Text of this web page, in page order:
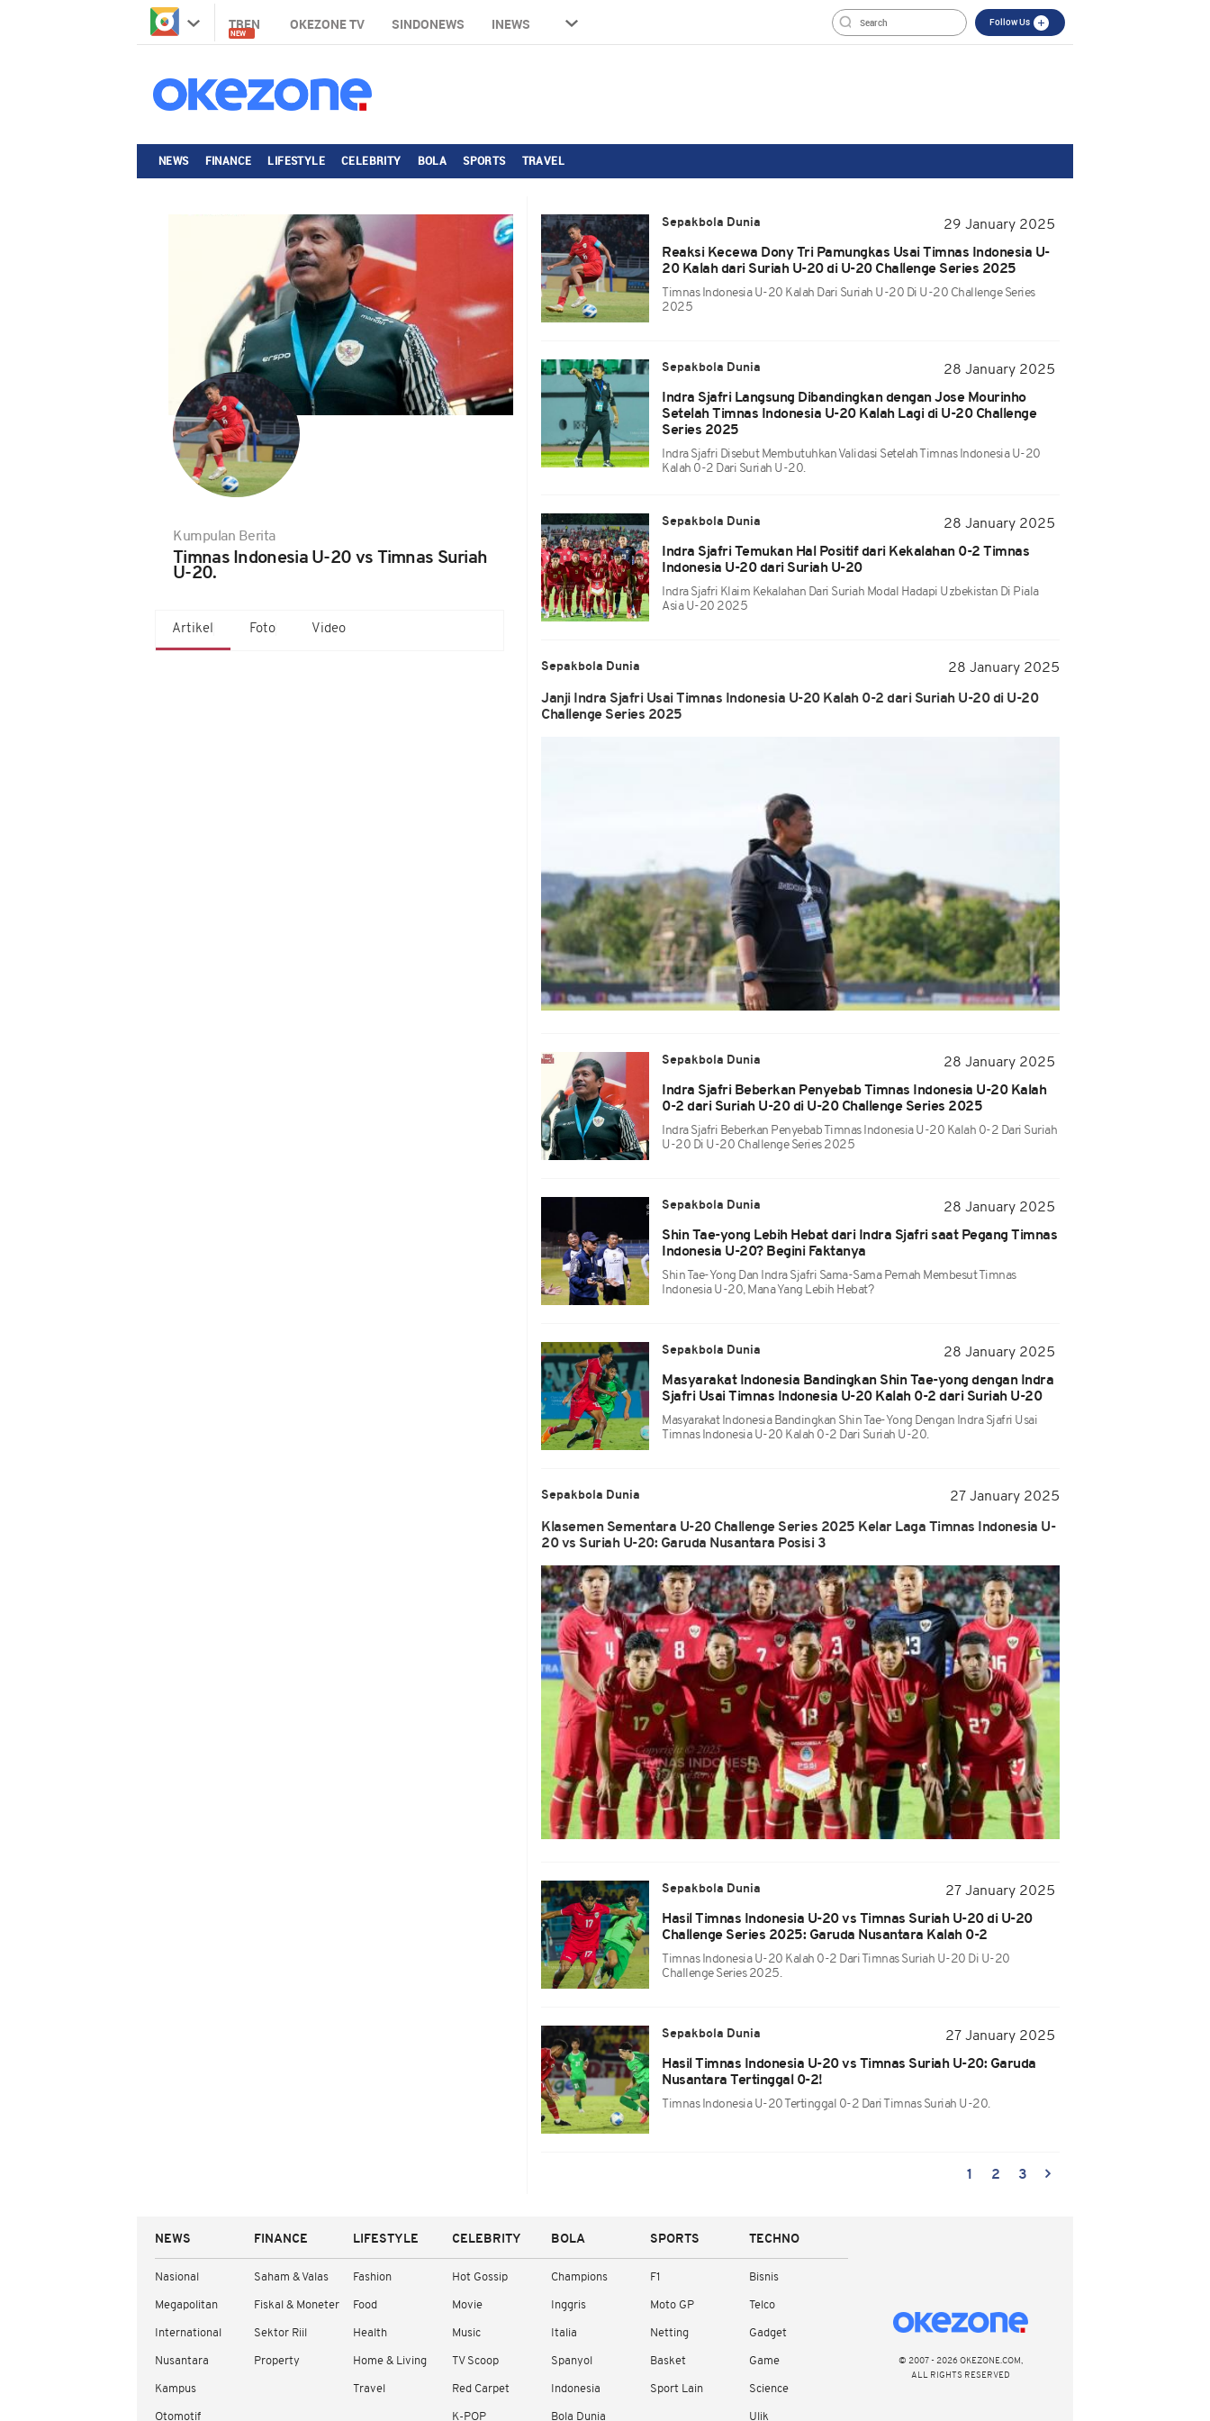
TREN
NEW
OKEZONE TV SINDONEWS INEWS Follow Us
NEWS FINANCE LIFESTYLE CELEBRITY BOLA SPORTS TRAVEL
Kumpulan Berita
Timnas Indonesia U-20 vs Timnas Suriah
U-20.
Artikel Foto Video
Sepakbola Dunia
29 January 2025
Reaksi Kecewa Dony Tri Pamungkas Usai Timnas Indonesia U-
20 Kalah dari Suriah U-20 di U-20 Challenge Series 2025
Timnas Indonesia U-20 Kalah Dari Suriah U-20 Di U-20 Challenge Series
2025
Sepakbola Dunia
28 January 2025
Indra Sjafri Langsung Dibandingkan dengan Jose Mourinho
Setelah Timnas Indonesia U-20 Kalah Lagi di U-20 Challenge
Series 2025
Indra Sjafri Disebut Membutuhkan Validasi Setelah Timnas Indonesia U-20
Kalah 0-2 Dari Suriah U-20.
Sepakbola Dunia
28 January 2025
Indra Sjafri Temukan Hal Positif dari Kekalahan 0-2 Timnas
Indonesia U-20 dari Suriah U-20
Indra Sjafri Klaim Kekalahan Dari Suriah Modal Hadapi Uzbekistan Di Piala
Asia U-20 2025
Sepakbola Dunia 28 January 2025
Janji Indra Sjafri Usai Timnas Indonesia U-20 Kalah 0-2 dari Suriah U-20 di U-20
Challenge Series 2025
Sepakbola Dunia
28 January 2025
Indra Sjafri Beberkan Penyebab Timnas Indonesia U-20 Kalah
0-2 dari Suriah U-20 di U-20 Challenge Series 2025
Indra Sjafri Beberkan Penyebab Timnas Indonesia U-20 Kalah 0-2 Dari Suriah
U-20 Di U-20 Challenge Series 2025
Sepakbola Dunia
28 January 2025
Shin Tae-yong Lebih Hebat dari Indra Sjafri saat Pegang Timnas
Indonesia U-20? Begini Faktanya
Shin Tae-Yong Dan Indra Sjafri Sama-Sama Pernah Membesut Timnas
Indonesia U-20, Mana Yang Lebih Hebat?
Sepakbola Dunia
28 January 2025
Masyarakat Indonesia Bandingkan Shin Tae-yong dengan Indra
Sjafri Usai Timnas Indonesia U-20 Kalah 0-2 dari Suriah U-20
Masyarakat Indonesia Bandingkan Shin Tae-Yong Dengan Indra Sjafri Usai
Timnas Indonesia U-20 Kalah 0-2 Dari Suriah U-20.
Sepakbola Dunia 27 January 2025
Klasemen Sementara U-20 Challenge Series 2025 Kelar Laga Timnas Indonesia U-
20 vs Suriah U-20: Garuda Nusantara Posisi 3
Sepakbola Dunia
27 January 2025
Hasil Timnas Indonesia U-20 vs Timnas Suriah U-20 di U-20
Challenge Series 2025: Garuda Nusantara Kalah 0-2
Timnas Indonesia U-20 Kalah 0-2 Dari Timnas Suriah U-20 Di U-20
Challenge Series 2025.
Sepakbola Dunia
27 January 2025
Hasil Timnas Indonesia U-20 vs Timnas Suriah U-20: Garuda
Nusantara Tertinggal 0-2!
Timnas Indonesia U-20 Tertinggal 0-2 Dari Timnas Suriah U-20.
1 2 3
NEWS
Nasional
Megapolitan
International
Nusantara
Kampus
Otomotif
FINANCE
Saham & Valas
Fiskal & Moneter
Sektor Riil
Property
LIFESTYLE
Fashion
Food
Health
Home & Living
Travel
CELEBRITY
Hot Gossip
Movie
Music
TV Scoop
Red Carpet
K-POP
BOLA
Champions
Inggris
Italia
Spanyol
Indonesia
Bola Dunia
SPORTS
F1
Moto GP
Netting
Basket
Sport Lain
TECHNO
Bisnis
Telco
Gadget
Game
Science
Ulik
© 2007 - 2026 OKEZONE.COM,
ALL RIGHTS RESERVED